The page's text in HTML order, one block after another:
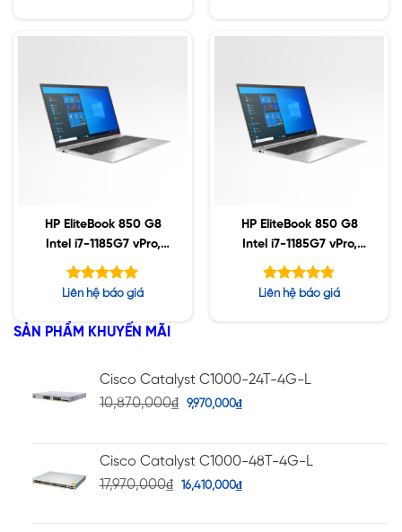
HP EliteBook 850 G8
Intel i7-1185G7 vPro,
32GB, 1TB SSD, 15.6″
Được xếp
5 sao
Liên hệ báo giá
HP EliteBook 850 G8
Intel i7-1185G7 vPro,
16GB, 256GB SSD,
Được xếp
Liên hệ báo giá
SẢN PHẨM KHUYẾN MÃI
Cisco Catalyst C1000-24T-4G-L
10,870,000₫ 9,970,000₫
Cisco Catalyst C1000-48T-4G-L
17,970,000₫ 16,410,000₫